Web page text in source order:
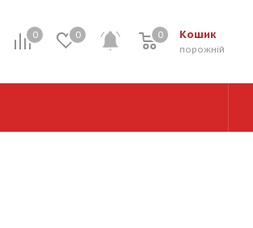
0 0 Кошик
0
порожній
0